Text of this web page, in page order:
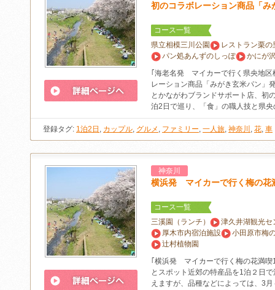
初のコラボレーション商品「
コース一覧
県立相模三川公園
レストラン栗の
パン処あんずのしっぽ
かにが
｢海老名発 マイカーで行く県央地区
レーション商品「みがき玄米パン」
とかながわブランドサポート店、初
泊2日で巡り、「食」の職人技と県
登録タグ: 1泊2日 , カップル, グルメ , ファミリー, 一人旅, 神奈川 , 花, 車
神奈川
横浜発 マイカーで行く梅の花
コース一覧
三溪園（ランチ）
津久井湖観光セ
厚木市内宿泊施設
小田原市梅
辻村植物園
｢横浜発 マイカーで行く梅の花満喫
とスポット近郊の特産品を1泊２日
えますが、品種などによっては、3